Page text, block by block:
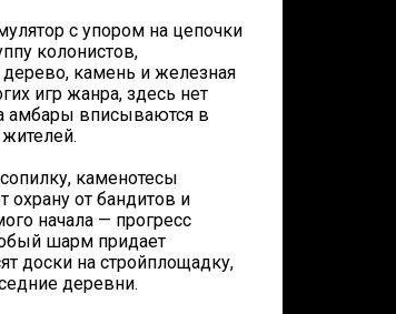
с упором на цепочки
колонистов,
камень и железная
игр жанра, здесь нет
амбары вписываются в
каменотесы
от бандитов и
начала — прогресс
шарм придает
доски на стройплощадку,
деревни.